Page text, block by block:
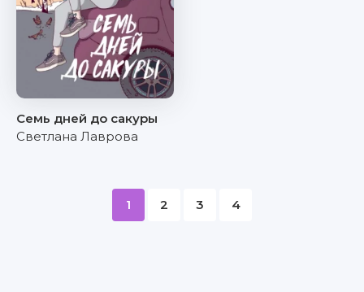
Семь дней до сакуры
Светлана Лаврова
1 2 3 4